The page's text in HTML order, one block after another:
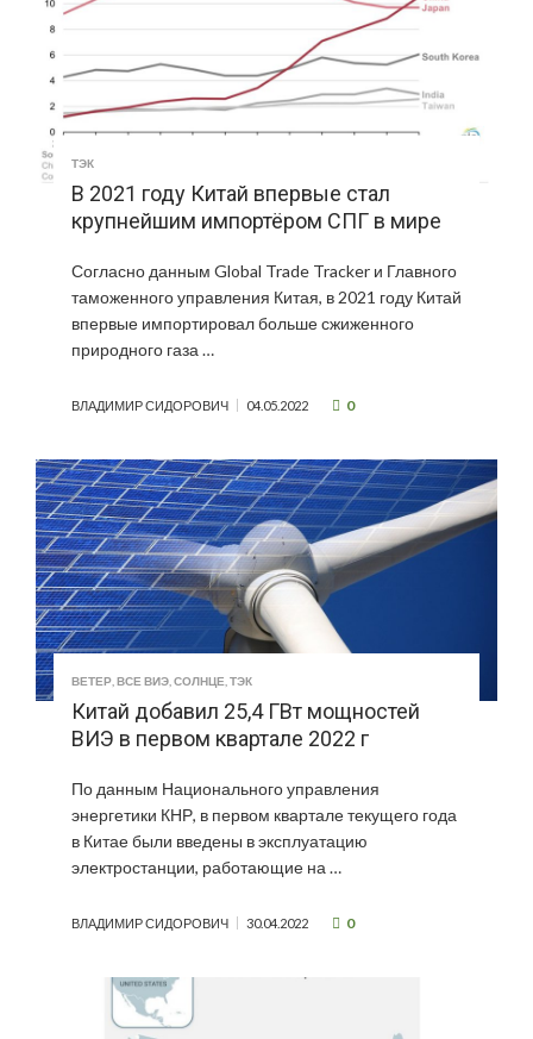
ТЭК
В 2021 году Китай впервые стал
крупнейшим импортёром СПГ в мире
Согласно данным Global Trade Tracker и Главного
таможенного управления Китая, в 2021 году Китай
впервые импортировал больше сжиженного
природного газа …
ВЛАДИМИР СИДОРОВИЧ 04.05.2022 0
ВЕТЕР,ВСЕ ВИЭ,СОЛНЦЕ,ТЭК
Китай добавил 25,4 ГВт мощностей
ВИЭ в первом квартале 2022 г
По данным Национального управления
энергетики КНР, в первом квартале текущего года
в Китае были введены в эксплуатацию
электростанции, работающие на …
ВЛАДИМИР СИДОРОВИЧ 30.04.2022 0